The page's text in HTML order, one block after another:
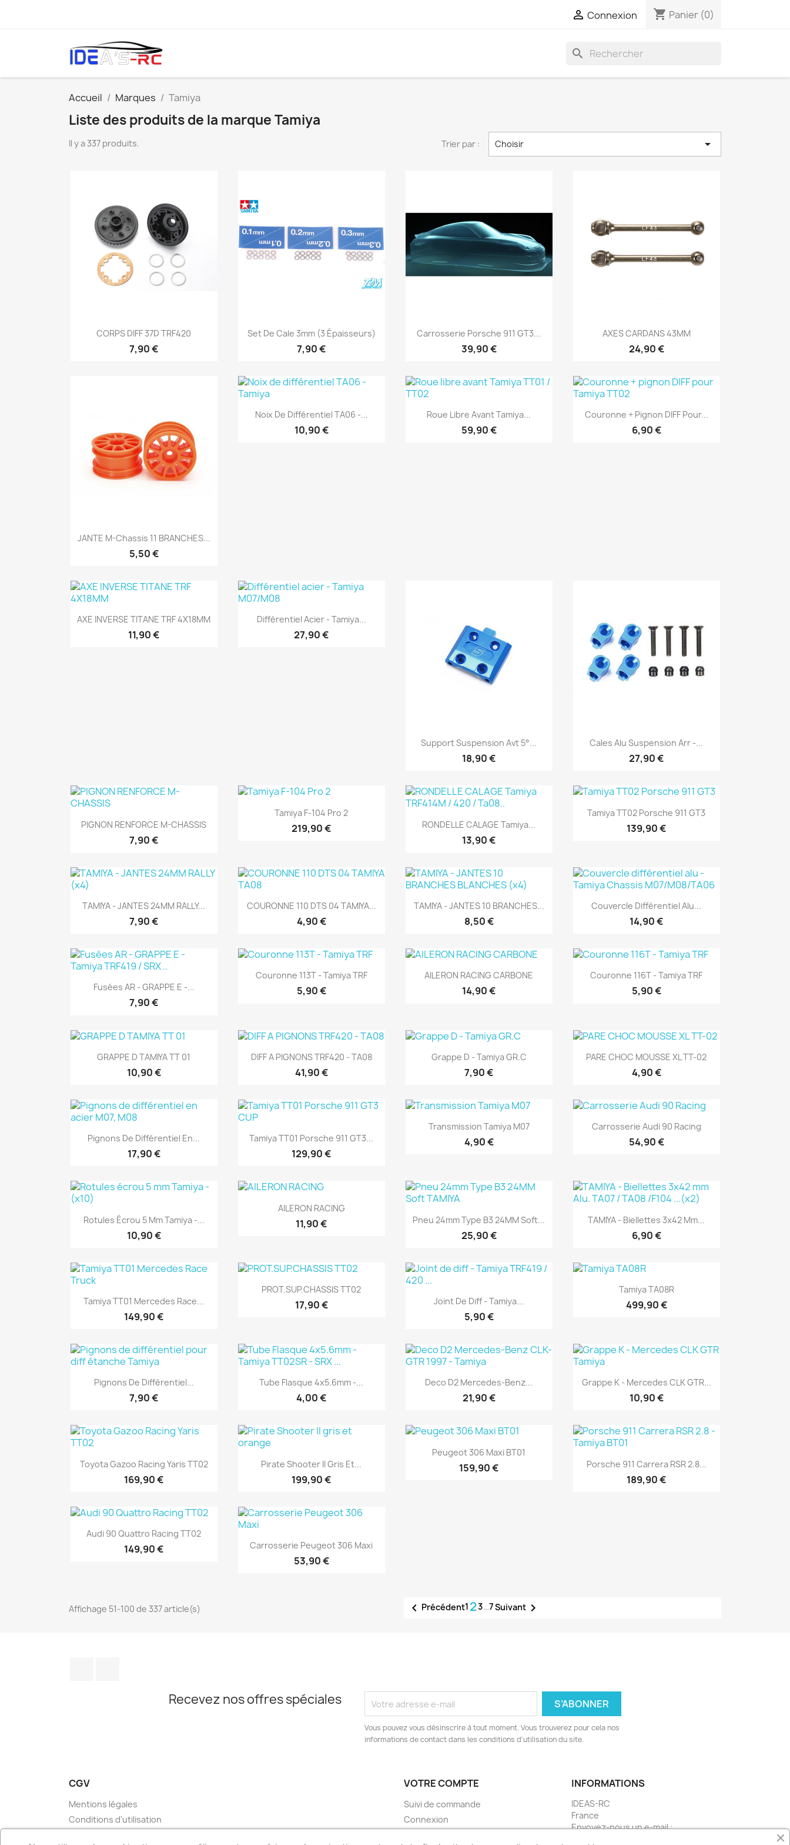
 Connexion shopping_cart Panier (0)
search
Accueil Marques Tamiya
Liste des produits de la marque Tamiya
Il y a 337 produits. Trier par : Choisir 
Aperçu rapide
CORPS DIFF 37D TRF420
7,90 €
Aperçu rapide
Set De Cale 3mm (3 Épaisseurs)
7,90 €
Aperçu rapide
Carrosserie Porsche 911 GT3...
39,90 €
Aperçu rapide
AXES CARDANS 43MM
24,90 €
Aperçu rapide
JANTE M-Chassis 11 BRANCHES...
5,50 €
 Aperçu rapide
Noix De Différentiel TA06 -...
10,90 €
 Aperçu rapide
Roue Libre Avant Tamiya...
59,90 €
Aperçu rapide
Couronne + Pignon DIFF Pour...
6,90 €
Aperçu rapide
AXE INVERSE TITANE TRF 4X18MM
11,90 €
Aperçu rapide
Différentiel Acier - Tamiya...
27,90 €
Aperçu rapide
Support Suspension Avt 5°...
18,90 €
Aperçu rapide
Cales Alu Suspension Arr -...
27,90 €
Aperçu rapide
PIGNON RENFORCE M-CHASSIS
7,90 €
Aperçu rapide
Tamiya F-104 Pro 2
219,90 €  Aperçu rapide
RONDELLE CALAGE Tamiya...
13,90 €
Aperçu rapide
Tamiya TT02 Porsche 911 GT3
139,90 €
 Aperçu rapide
TAMIYA - JANTES 24MM RALLY...
7,90 €
Aperçu rapide
COURONNE 110 DTS 04 TAMIYA...
4,90 €
Aperçu rapide
TAMIYA - JANTES 10 BRANCHES...
8,50 €
Aperçu rapide
Couvercle Différentiel Alu...
14,90 €
Aperçu rapide
Fusées AR - GRAPPE E -...
7,90 €
Aperçu rapide
Couronne 113T - Tamiya TRF
5,90 €
Aperçu rapide
AILERON RACING CARBONE
14,90 €
Aperçu rapide
Couronne 116T - Tamiya TRF
5,90 €
Aperçu rapide
GRAPPE D TAMIYA TT 01
10,90 €
Aperçu rapide
DIFF A PIGNONS TRF420 - TA08
41,90 €
Aperçu rapide
Grappe D - Tamiya GR.C
7,90 €
Aperçu rapide
PARE CHOC MOUSSE XL TT-02
4,90 €
Aperçu rapide
Pignons De Différentiel En...
17,90 €
Aperçu rapide
Tamiya TT01 Porsche 911 GT3...
129,90 €
Aperçu rapide
Transmission Tamiya M07
4,90 €
Aperçu rapide
Carrosserie Audi 90 Racing
54,90 €
Aperçu rapide
Rotules Écrou 5 Mm Tamiya -...
10,90 €
Aperçu rapide
AILERON RACING
11,90 € Aperçu rapide
Pneu 24mm Type B3 24MM Soft...
25,90 €
 Aperçu rapide
TAMIYA - Biellettes 3x42 Mm...
6,90 €
Aperçu rapide
Tamiya TT01 Mercedes Race...
149,90 €
Aperçu rapide
PROT.SUP.CHASSIS TT02
17,90 € Aperçu rapide
Joint De Diff - Tamiya...
5,90 €
Aperçu rapide
Tamiya TA08R
499,90 €
Aperçu rapide
Pignons De Différentiel...
7,90 €
Aperçu rapide
Tube Flasque 4x5.6mm -...
4,00 €
Aperçu rapide
Deco D2 Mercedes-Benz...
21,90 €
 Aperçu rapide
Grappe K - Mercedes CLK GTR...
10,90 €
Aperçu rapide
Toyota Gazoo Racing Yaris TT02
169,90 €
 Aperçu rapide
Pirate Shooter II Gris Et...
199,90 €
Aperçu rapide
Peugeot 306 Maxi BT01
159,90 €  Aperçu rapide
Porsche 911 Carrera RSR 2.8...
189,90 €
Aperçu rapide
Audi 90 Quattro Racing TT02
149,90 € Aperçu rapide
Carrosserie Peugeot 306 Maxi
53,90 €
Affichage 51-100 de 337 article(s)  Précédent1 23…7Suivant
Recevez nos offres spéciales
Vous pouvez vous désinscrire à tout moment. Vous trouverez pour cela nos
informations de contact dans les conditions d'utilisation du site.
CGV
Mentions légales
Conditions d'utilisation
VOTRE COMPTE
Suivi de commande
Connexion
INFORMATIONS
IDEAS-RC
France
Envoyez-nous un e-mail :